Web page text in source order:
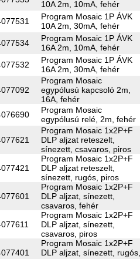
10A 2m, 10mA, fehér
Program Mosaic 1P ÁVK
10A 2m, 30mA, fehér
Program Mosaic 1P ÁVK
16A 2m, 10mA, fehér
Program Mosaic 1P ÁVK
16A 2m, 30mA, fehér
Program Mosaic
egypólusú kapcsoló 2m,
16A, fehér
Program Mosaic
egypólusú relé, 2m, fehér
Program Mosaic 1x2P+F
DLP aljzat reteszelt,
sínezett, csavaros, piros
Program Mosaic 1x2P+F
DLP aljzat reteszelt,
sínezett, rugós, piros
Program Mosaic 1x2P+F
DLP aljzat, sínezett,
csavaros, fehér
Program Mosaic 1x2P+F
DLP aljzat, sínezett,
csavaros, piros
Program Mosaic 1x2P+F
DLP aljzat, sínezett, rugós,